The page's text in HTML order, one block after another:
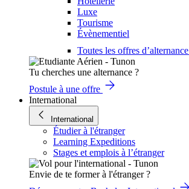
Luxe
Tourisme
Évènementiel
Toutes les offres d’alternance
Tu cherches une alternance ?
Postule à une offre
International
International
Étudier à l'étranger
Learning Expeditions
Stages et emplois à l’étranger
Envie de te former à l'étranger ?